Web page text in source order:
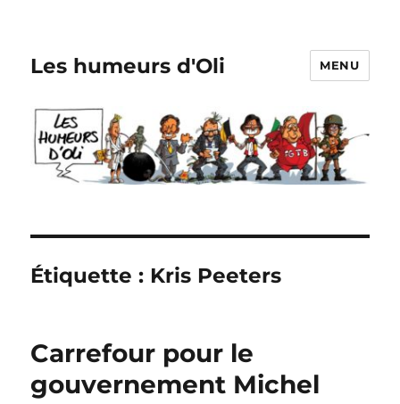
Les humeurs d'Oli MENU
Étiquette : Kris Peeters
Carrefour pour le
gouvernement Michel